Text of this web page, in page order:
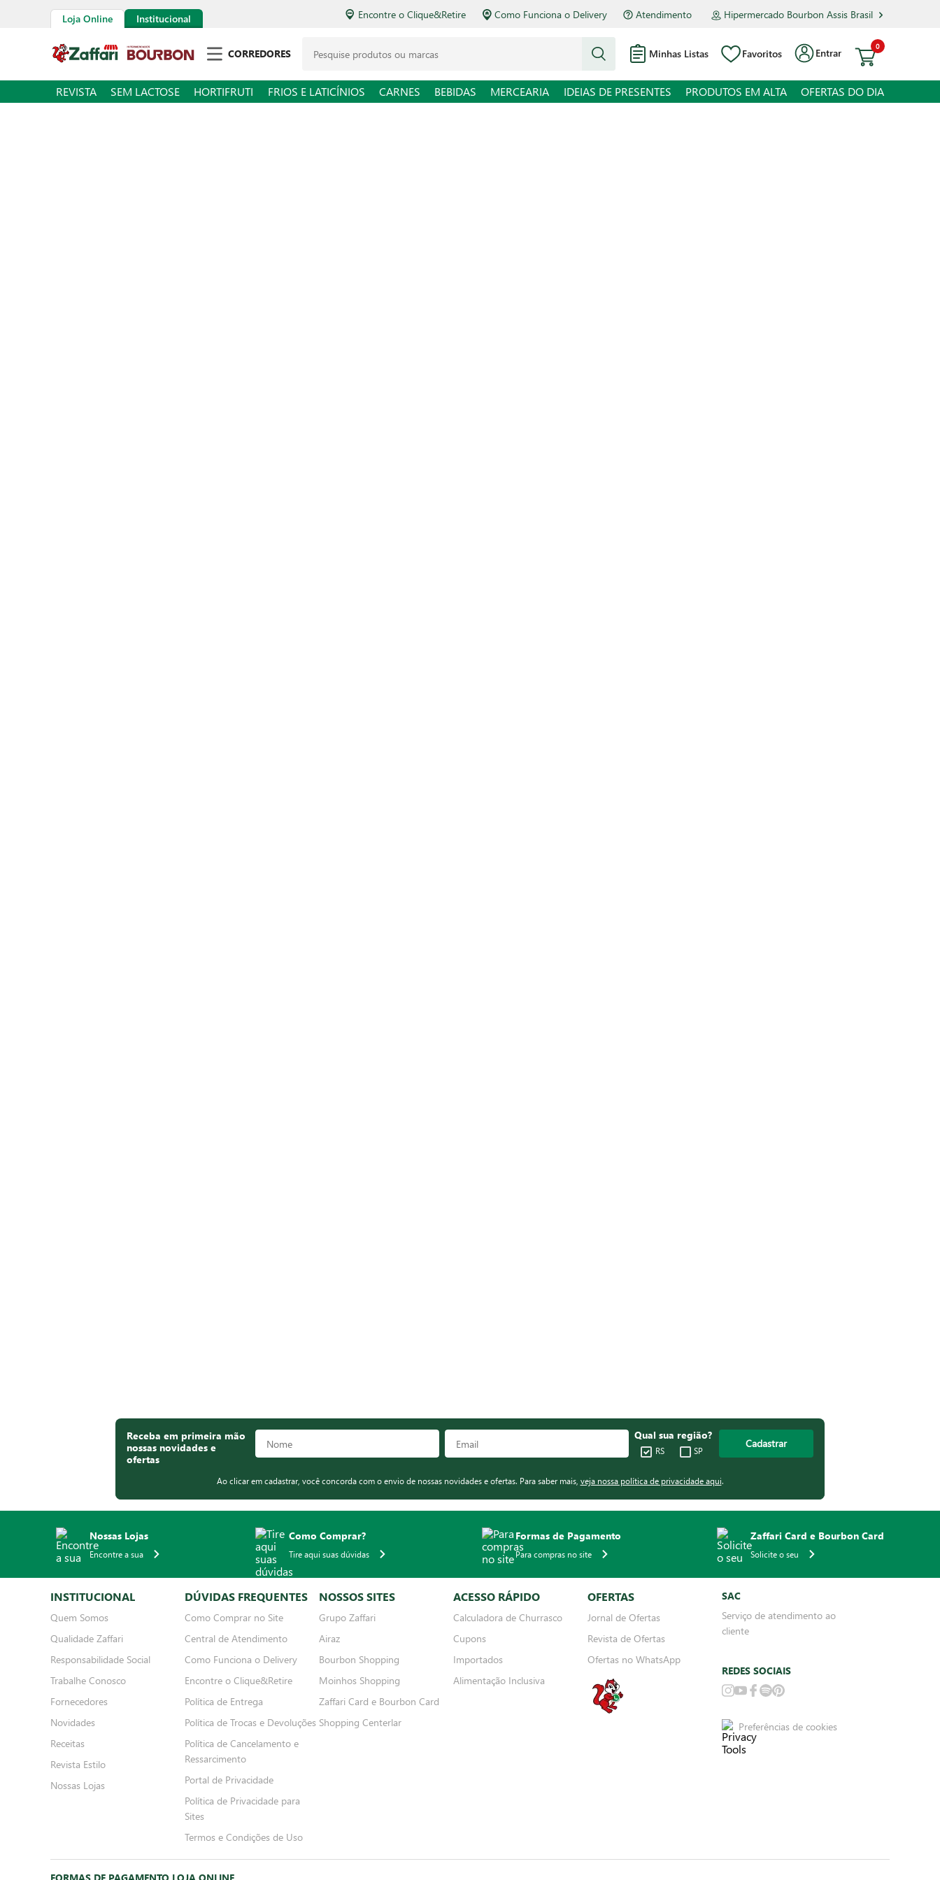
Loja Online Institucional Encontre o Clique&Retire Como Funciona o Delivery Atendimento Hipermercado Bourbon Assis Brasil
CORREDORES Minhas Listas Favoritos Entrar
0
REVISTA SEM LACTOSE HORTIFRUTI FRIOS E LATICÍNIOS CARNES BEBIDAS MERCEARIA IDEIAS DE PRESENTES PRODUTOS EM ALTA OFERTAS DO DIA
Receba em primeira mão
nossas novidades e
ofertas
Qual sua região?
RS SP
Cadastrar
Ao clicar em cadastrar, você concorda com o envio de nossas novidades e ofertas. Para saber mais, veja nossa política de privacidade aqui.
Nossas Lojas
Encontre a sua
Como Comprar?
Tire aqui suas dúvidas
Formas de Pagamento
Para compras no site
Zaffari Card e Bourbon Card
Solicite o seu
INSTITUCIONAL
Quem Somos
Qualidade Zaffari
Responsabilidade Social
Trabalhe Conosco
Fornecedores
Novidades
Receitas
Revista Estilo
Nossas Lojas
DÚVIDAS FREQUENTES
Como Comprar no Site
Central de Atendimento
Como Funciona o Delivery
Encontre o Clique&Retire
Política de Entrega
Política de Trocas e Devoluções
Política de Cancelamento e
Ressarcimento
Portal de Privacidade
Política de Privacidade para
Sites
Termos e Condições de Uso
NOSSOS SITES
Grupo Zaffari
Airaz
Bourbon Shopping
Moinhos Shopping
Zaffari Card e Bourbon Card
Shopping Centerlar
ACESSO RÁPIDO
Calculadora de Churrasco
Cupons
Importados
Alimentação Inclusiva
OFERTAS
Jornal de Ofertas
Revista de Ofertas
Ofertas no WhatsApp
SAC
Serviço de atendimento ao
cliente
REDES SOCIAIS
Preferências de cookies